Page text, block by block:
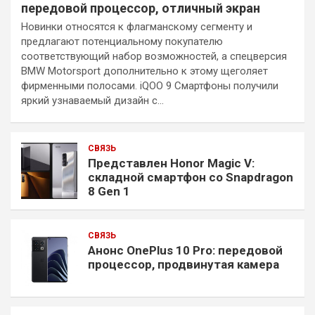
передовой процессор, отличный экран
Новинки относятся к флагманскому сегменту и
предлагают потенциальному покупателю
соответствующий набор возможностей, а спецверсия
BMW Motorsport дополнительно к этому щеголяет
фирменными полосами. iQOO 9 Смартфоны получили
яркий узнаваемый дизайн с…
СВЯЗЬ
Представлен Honor Magic V:
складной смартфон со Snapdragon
8 Gen 1
СВЯЗЬ
Анонс OnePlus 10 Pro: передовой
процессор, продвинутая камера